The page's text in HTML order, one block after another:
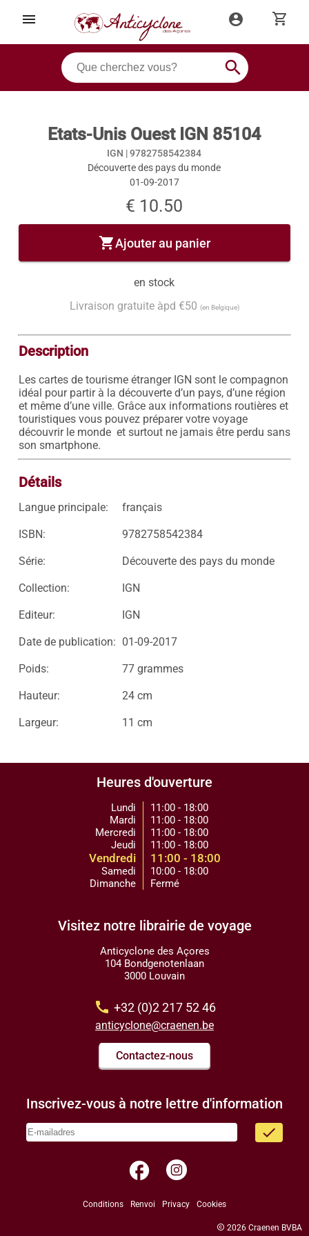
menu account_circle shopping_cart
search
Etats-Unis Ouest IGN 85104
IGN |9782758542384
Découverte des pays du monde
01-09-2017
€ 10.50
shopping_cartAjouter au panier
en stock
Livraison gratuite àpd €50 (en Belgique)
Description
Les cartes de tourisme étranger IGN sont le compagnon
idéal pour partir à la découverte d’un pays, d’une région
et même d’une ville. Grâce aux informations routières et
touristiques vous pouvez préparer votre voyage
découvrir le monde  et surtout ne jamais être perdu sans
son smartphone.
Détails
Langue principale: français
ISBN: 9782758542384
Série: Découverte des pays du monde
Collection: IGN
Editeur: IGN
Date de publication: 01-09-2017
Poids: 77 grammes
Hauteur: 24 cm
Largeur: 11 cm
Heures d'ouverture
Lundi
Mardi
Mercredi
Jeudi
Vendredi
Samedi
Dimanche
11:00 - 18:00
11:00 - 18:00
11:00 - 18:00
11:00 - 18:00
11:00 - 18:00
10:00 - 18:00
Fermé
Visitez notre librairie de voyage
Anticyclone des Açores
104 Bondgenotenlaan
3000 Louvain
call +32 (0)2 217 52 46
anticyclone@craenen.be
Contactez-nous
Inscrivez-vous à notre lettre d'information
done
facebook
Conditions Renvoi Privacy Cookies
copyright 2026 Craenen BVBA